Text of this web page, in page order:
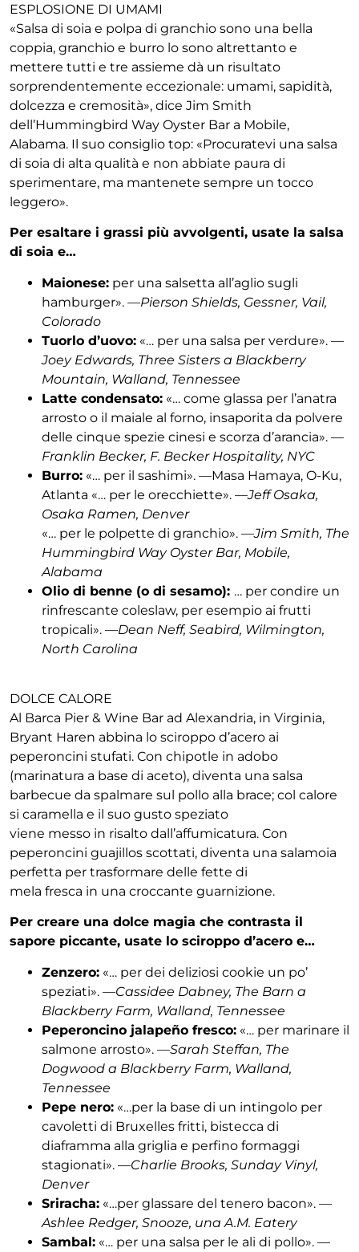
ESPLOSIONE DI UMAMI
«Salsa di soia e polpa di granchio sono una bella
coppia, granchio e burro lo sono altrettanto e
mettere tutti e tre assieme dà un risultato
sorprendentemente eccezionale: umami, sapidità,
dolcezza e cremosità», dice Jim Smith
dell’Hummingbird Way Oyster Bar a Mobile,
Alabama. Il suo consiglio top: «Procuratevi una salsa
di soia di alta qualità e non abbiate paura di
sperimentare, ma mantenete sempre un tocco
leggero».
Per esaltare i grassi più avvolgenti, usate la salsa
di soia e…
Maionese: per una salsetta all’aglio sugli
hamburger». —Pierson Shields, Gessner, Vail,
Colorado
Tuorlo d’uovo: «… per una salsa per verdure». —
Joey Edwards, Three Sisters a Blackberry
Mountain, Walland, Tennessee
Latte condensato: «… come glassa per l’anatra
arrosto o il maiale al forno, insaporita da polvere
delle cinque spezie cinesi e scorza d’arancia». —
Franklin Becker, F. Becker Hospitality, NYC
Burro: «… per il sashimi». —Masa Hamaya, O-Ku,
Atlanta «… per le orecchiette». —Jeff Osaka,
Osaka Ramen, Denver
«… per le polpette di granchio». —Jim Smith, The
Hummingbird Way Oyster Bar, Mobile,
Alabama
Olio di benne (o di sesamo): … per condire un
rinfrescante coleslaw, per esempio ai frutti
tropicali». —Dean Neff, Seabird, Wilmington,
North Carolina
DOLCE CALORE
Al Barca Pier & Wine Bar ad Alexandria, in Virginia,
Bryant Haren abbina lo sciroppo d’acero ai
peperoncini stufati. Con chipotle in adobo
(marinatura a base di aceto), diventa una salsa
barbecue da spalmare sul pollo alla brace; col calore
si caramella e il suo gusto speziato
viene messo in risalto dall’affumicatura. Con
peperoncini guajillos scottati, diventa una salamoia
perfetta per trasformare delle fette di
mela fresca in una croccante guarnizione.
Per creare una dolce magia che contrasta il
sapore piccante, usate lo sciroppo d’acero e…
Zenzero: «… per dei deliziosi cookie un po’
speziati». —Cassidee Dabney, The Barn a
Blackberry Farm, Walland, Tennessee
Peperoncino jalapeño fresco: «… per marinare il
salmone arrosto». —Sarah Steffan, The
Dogwood a Blackberry Farm, Walland,
Tennessee
Pepe nero: «…per la base di un intingolo per
cavoletti di Bruxelles fritti, bistecca di
diaframma alla griglia e perfino formaggi
stagionati». —Charlie Brooks, Sunday Vinyl,
Denver
Sriracha: «…per glassare del tenero bacon». —
Ashlee Redger, Snooze, una A.M. Eatery
Sambal: «… per una salsa per le ali di pollo». —